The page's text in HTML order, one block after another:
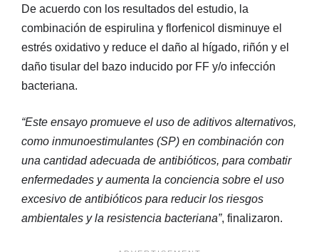
De acuerdo con los resultados del estudio, la
combinación de espirulina y florfenicol disminuye el
estrés oxidativo y reduce el daño al hígado, riñón y el
daño tisular del bazo inducido por FF y/o infección
bacteriana.
“Este ensayo promueve el uso de aditivos alternativos,
como inmunoestimulantes (SP) en combinación con
una cantidad adecuada de antibióticos, para combatir
enfermedades y aumenta la conciencia sobre el uso
excesivo de antibióticos para reducir los riesgos
ambientales y la resistencia bacteriana”, finalizaron.